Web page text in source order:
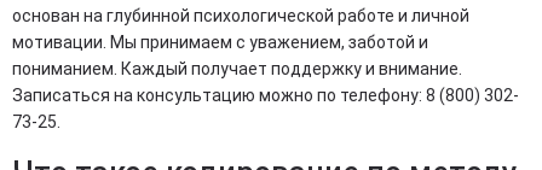
основан на глубинной психологической работе и личной
мотивации. Мы принимаем с уважением, заботой и
пониманием. Каждый получает поддержку и внимание.
Записаться на консультацию можно по телефону: 8 (800) 302-
73-25.